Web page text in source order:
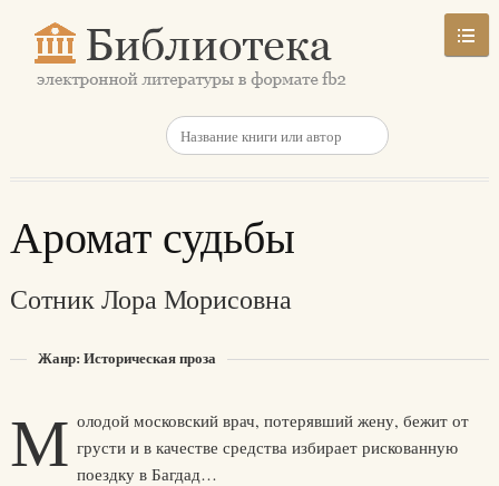
Аромат судьбы
Сотник Лора Морисовна
Жанр: Историческая проза
М олодой московский врач, потерявший жену, бежит от
грусти и в качестве средства избирает рискованную
поездку в Багдад…